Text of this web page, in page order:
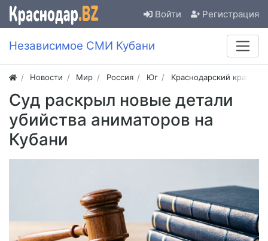
Войти Регистрация
Независимое СМИ Кубани
Новости Мир Россия Юг Краснодарский край
Суд раскрыл новые детали
убийства аниматоров на
Кубани